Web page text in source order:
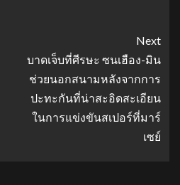
Next
บาดเจ็บที่ศีรษะ ซนเฮือง-มิน
ช่วยนอกสนามหลังจากการ
ปะทะกันที่น่าสะอิดสะเอียน
ในการแข่งขันสเปอร์ที่มาร์
เซย์